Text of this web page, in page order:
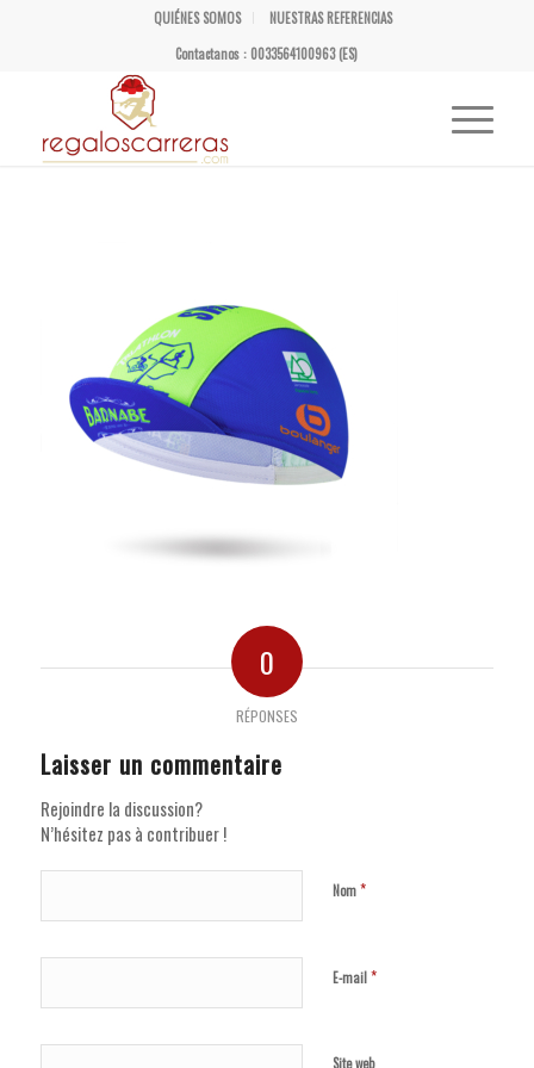
QUIÉNES SOMOS
NUESTRAS REFERENCIAS
Contactanos : 0033564100963 (ES)
0
RÉPONSES
Laisser un commentaire
Rejoindre la discussion?
N’hésitez pas à contribuer !
Nom*
E-mail*
Site web